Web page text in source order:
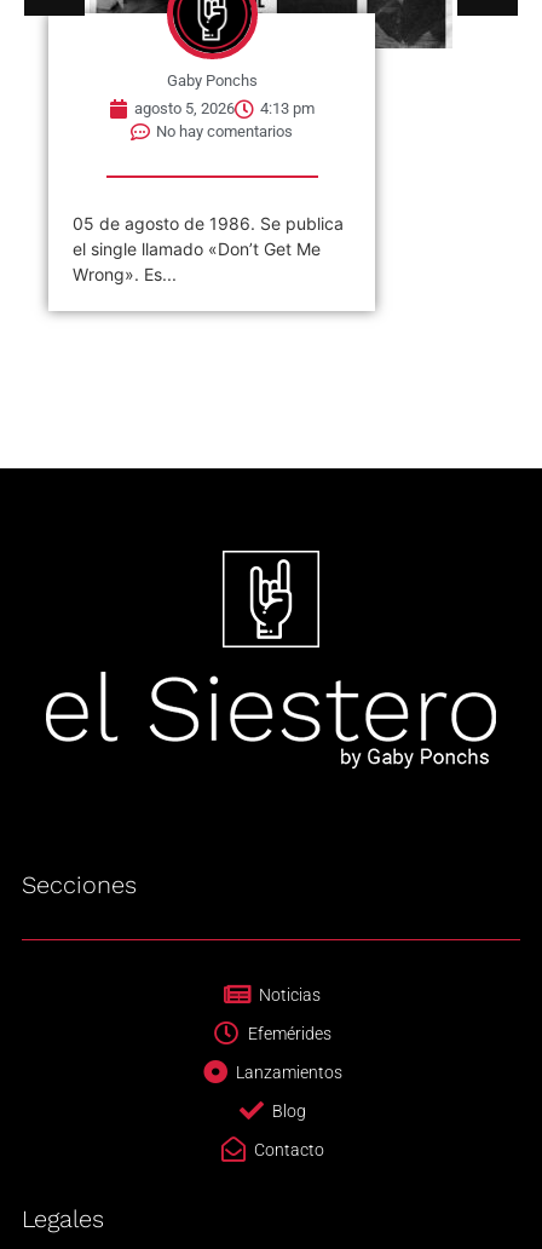
Secciones
Noticias
Efemérides
Lanzamientos
Blog
Contacto
Legales